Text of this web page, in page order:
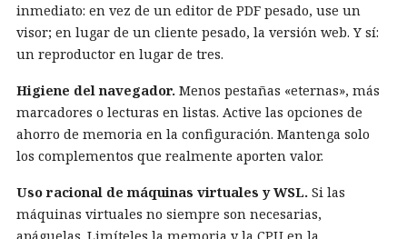
inmediato: en vez de un editor de PDF pesado, use un
visor; en lugar de un cliente pesado, la versión web. Y sí:
un reproductor en lugar de tres.
Higiene del navegador. Menos pestañas «eternas», más
marcadores o lecturas en listas. Active las opciones de
ahorro de memoria en la configuración. Mantenga solo
los complementos que realmente aporten valor.
Uso racional de máquinas virtuales y WSL. Si las
máquinas virtuales no siempre son necesarias,
apáguelas. Limíteles la memoria y la CPU en la